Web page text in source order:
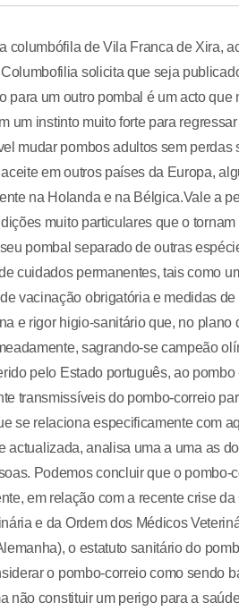
columbófila de Vila Franca de Xira,
solicita que seja
um outro pombal é um acto que
um instinto muito forte para
mudar pombos adultos sem perdas
em outros países da Europa,
na Holanda e na Bélgica.Vale a
muito particulares que o
pombal separado de outras
cuidados permanentes, tais como
vacinação obrigatória e medidas
e rigor higio-sanitário que, no plano
sagrando-se campeão
pelo Estado português, ao
transmissíveis do pombo-correio
se relaciona especificamente com
actualizada, analisa uma a uma as
Podemos concluir que o pombo-
em relação com a recente crise
e da Ordem dos Médicos
o estatuto sanitário do
o pombo-correio como sendo
não constituir um perigo para a